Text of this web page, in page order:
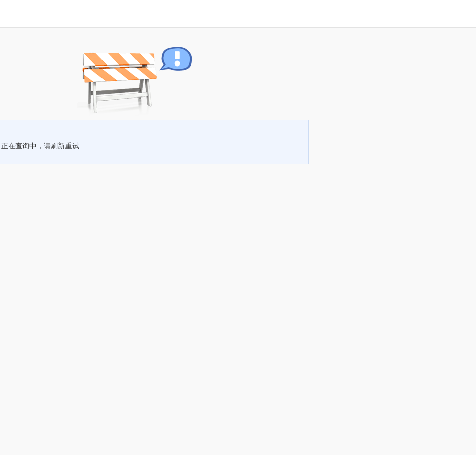
正在查询中，请刷新重试